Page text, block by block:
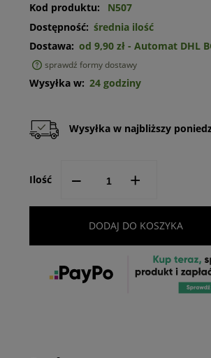
Kod produktu:
N507
Dostępność: średnia ilość
Dostawa: od 9,90 zł - Automat DHL
sprawdź formy dostawy
Wysyłka w: 24 godziny
Wysyłka w najbliższy
Ilość -- +
DODAJ DO KOSZYKA